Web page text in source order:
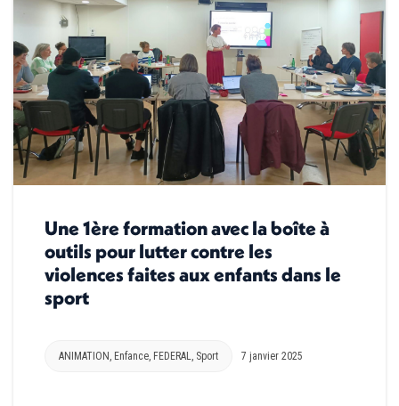
Une 1ère formation avec la boîte à
outils pour lutter contre les
violences faites aux enfants dans le
sport
ANIMATION Enfance FEDERAL Sport 7 janvier 2025